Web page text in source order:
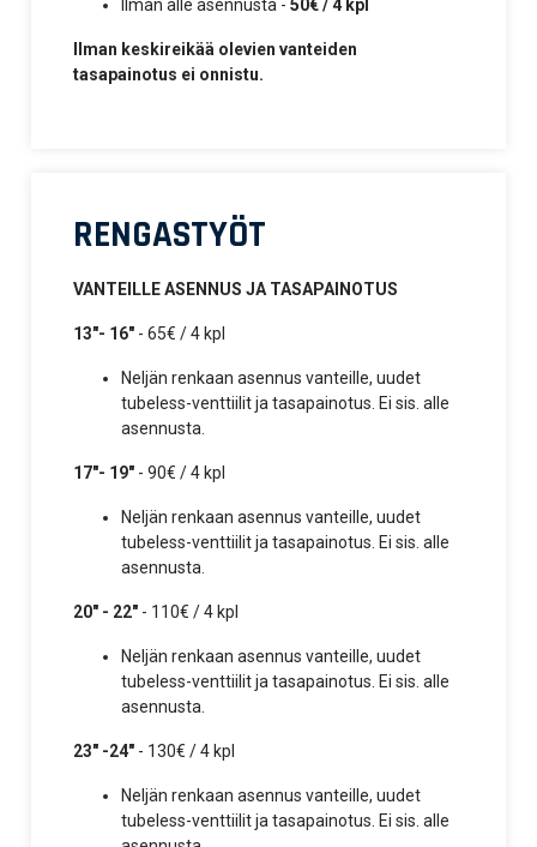
Ilman alle asennusta - 50€ / 4 kpl
Ilman keskireikää olevien vanteiden
tasapainotus ei onnistu.
RENGASTYÖT
VANTEILLE ASENNUS JA TASAPAINOTUS
13"- 16" - 65€ / 4 kpl
Neljän renkaan asennus vanteille, uudet
tubeless-venttiilit ja tasapainotus. Ei sis. alle
asennusta.
17"- 19" - 90€ / 4 kpl
Neljän renkaan asennus vanteille, uudet
tubeless-venttiilit ja tasapainotus. Ei sis. alle
asennusta.
20" - 22" - 110€ / 4 kpl
Neljän renkaan asennus vanteille, uudet
tubeless-venttiilit ja tasapainotus. Ei sis. alle
asennusta.
23" -24" - 130€ / 4 kpl
Neljän renkaan asennus vanteille, uudet
tubeless-venttiilit ja tasapainotus. Ei sis. alle